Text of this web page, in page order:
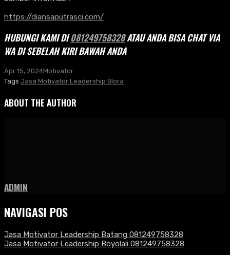
https://diansaputrasci.com/
HUBUNGI KAMI DI081249758328ATAU ANDA BISA CHAT VIA
WA DI SEBELAH KIRI BAWAH ANDA
Apr 15, 2024Motivator
Tags Jasa Motivator Leadership Blora
ABOUT THE AUTHOR
ADMIN
NAVIGASI POS
Jasa Motivator Leadership Batang 081249758328
Jasa Motivator Leadership Boyolali 081249758328